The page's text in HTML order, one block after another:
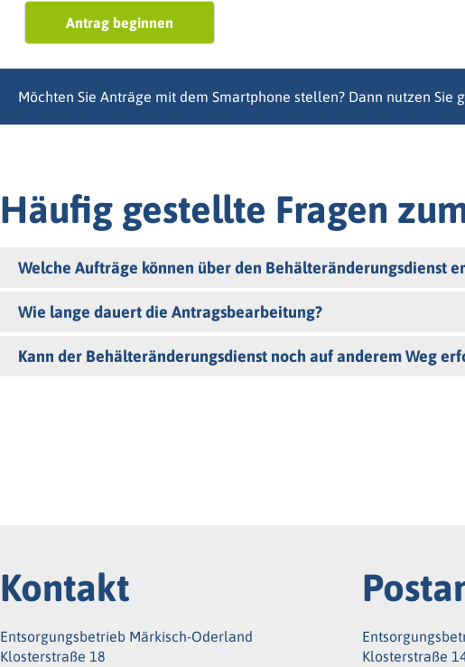
Möchten Sie Anträge mit dem Smartphone stellen? Dann nutzen Sie
Häufig gestellte Fragen
Welche Aufträge können über den Behälteränderungsdienst
Wie lange dauert die Antragsbearbeitung?
Kann der Behälteränderungsdienst noch auf anderem Weg
Kontakt
Entsorgungsbetrieb Märkisch-Oderland
Klosterstraße 18
Klosterstraße